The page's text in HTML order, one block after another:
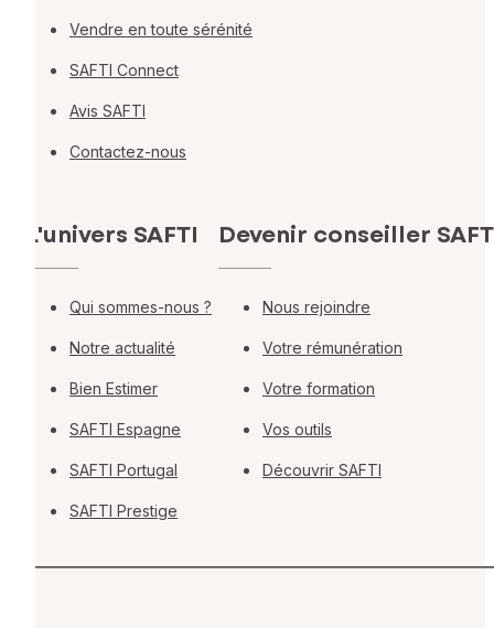
Vendre en toute sérénité
SAFTI Connect
Avis SAFTI
Contactez-nous
L'univers SAFTI
Qui sommes-nous ?
Notre actualité
Bien Estimer
SAFTI Espagne
SAFTI Portugal
SAFTI Prestige
Devenir conseiller
Nous rejoindre
Votre rémunération
Votre formation
Vos outils
Découvrir SAFTI